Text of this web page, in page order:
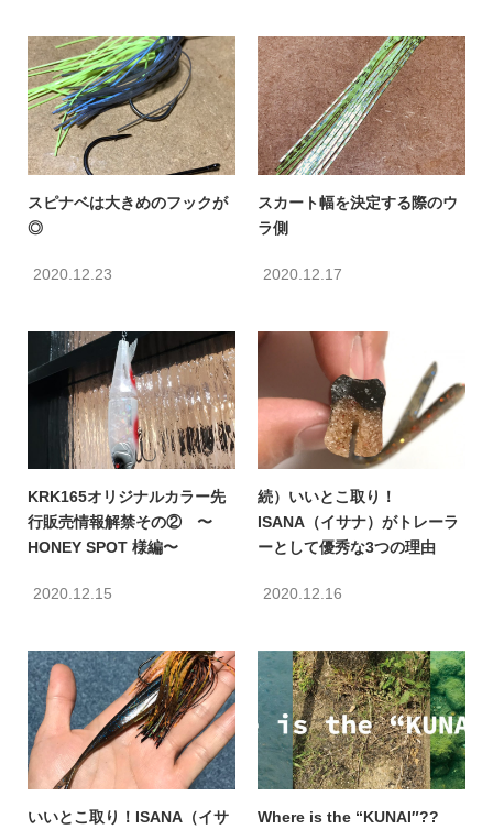
スピナベは大きめのフックが
◎
2020.12.23
スカート幅を決定する際のウ
ラ側
2020.12.17
KRK165オリジナルカラー先
行販売情報解禁その② 〜
HONEY SPOT 様編〜
2020.12.15
続）いいとこ取り！
ISANA（イサナ）がトレーラ
ーとして優秀な3つの理由
2020.12.16
いいとこ取り！ISANA（イサ
Where is the “KUNAI″??